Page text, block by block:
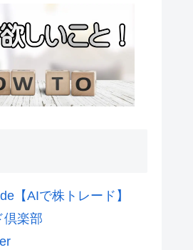
【AIで株トレード】
倶楽部